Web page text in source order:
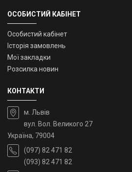
ОСОБИСТИЙ КАБІНЕТ
Особистий кабінет
Історія замовлень
Мої закладки
Розсилка новин
КОНТАКТИ
м. Львів
вул. Вол. Великого 27
Україна, 79004
(097) 82 471 82
(093) 82 471 82